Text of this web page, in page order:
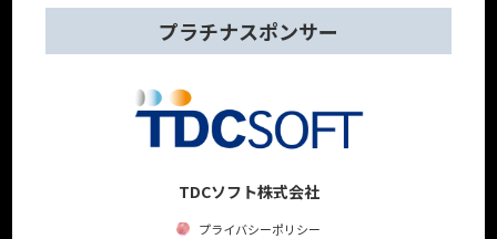
プラチナスポンサー
TDCソフト株式会社
プライバシーポリシー